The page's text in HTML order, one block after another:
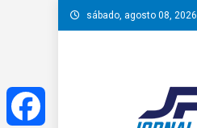
Skip
to
sábado, agosto 08, 2026